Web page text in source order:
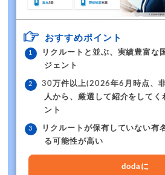
おすすめポイント
リクルートと並ぶ、実績豊富な
ジェント
30万件以上(2026年6月時点、
人から、厳選して紹介をしてく
ント
リクルートが保有していない有
る可能性が高い
dodaに